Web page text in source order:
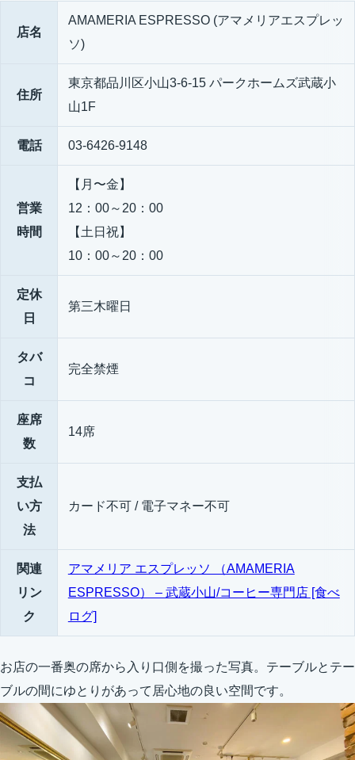
店名
AMAMERIA ESPRESSO (アマメリアエスプレッ
ソ)
住所
東京都品川区小山3-6-15 パークホームズ武蔵小
山1F
電話 03-6426-9148
営業
時間
【月〜金】
12：00～20：00
【土日祝】
10：00～20：00
定休
日
第三木曜日
タバ
コ
完全禁煙
座席
数
14席
支払
い方
法
カード不可 / 電子マネー不可
関連
リン
ク
アマメリア エスプレッソ （AMAMERIA
ESPRESSO） – 武蔵小山/コーヒー専門店 [食べ
ログ]
お店の一番奥の席から入り口側を撮った写真。テーブルとテー
ブルの間にゆとりがあって居心地の良い空間です。